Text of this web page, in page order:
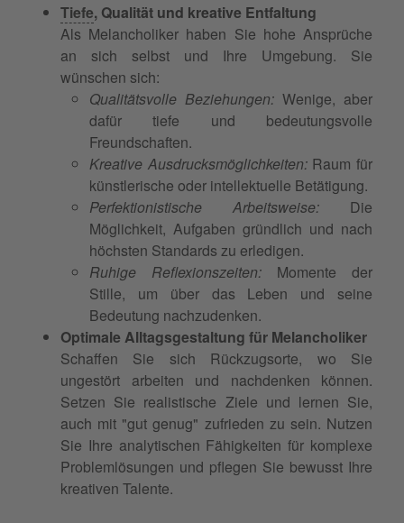
Tiefe, Qualität und kreative Entfaltung
Als Melancholiker haben Sie hohe Ansprüche
an sich selbst und Ihre Umgebung. Sie
wünschen sich:
Qualitätsvolle Beziehungen: Wenige, aber
dafür tiefe und bedeutungsvolle
Freundschaften.
Kreative Ausdrucksmöglichkeiten:Raum für
künstlerische oder intellektuelle Betätigung.
Perfektionistische Arbeitsweise: Die
Möglichkeit, Aufgaben gründlich und nach
höchsten Standards zu erledigen.
Ruhige Reflexionszeiten: Momente der
Stille, um über das Leben und seine
Bedeutung nachzudenken.
Optimale Alltagsgestaltung für Melancholiker
Schaffen Sie sich Rückzugsorte, wo Sie
ungestört arbeiten und nachdenken können.
Setzen Sie realistische Ziele und lernen Sie,
auch mit "gut genug" zufrieden zu sein. Nutzen
Sie Ihre analytischen Fähigkeiten für komplexe
Problemlösungen und pflegen Sie bewusst Ihre
kreativen Talente.